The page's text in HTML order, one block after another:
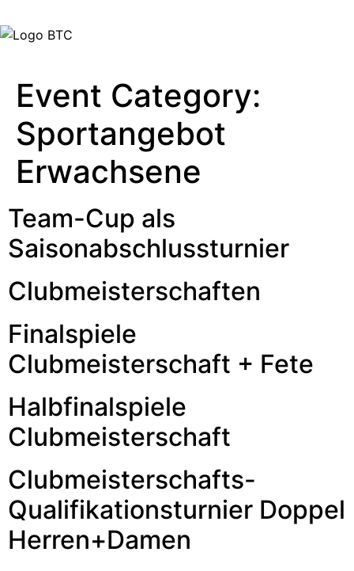
Event Category:
Sportangebot
Erwachsene
Team-Cup als
Saisonabschlussturnier
Clubmeisterschaften
Finalspiele
Clubmeisterschaft + Fete
Halbfinalspiele
Clubmeisterschaft
Clubmeisterschafts-
Qualifikationsturnier Doppel
Herren+Damen